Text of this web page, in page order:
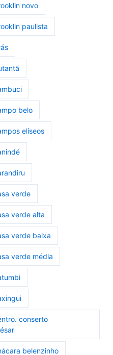
novo
paulista
belo
elíseos
verde
verde alta
verde baixa
verde média
conserto
belenzinho